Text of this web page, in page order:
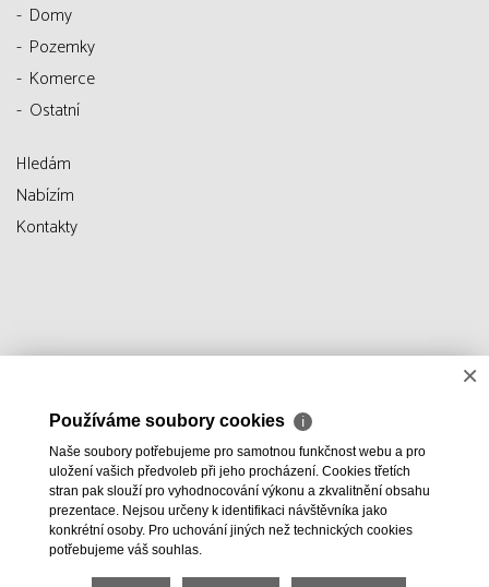
Domy
Pozemky
Komerce
Ostatní
Hledám
Nabízím
Kontakty
×
Používáme soubory cookies ℹ
Naše soubory potřebujeme pro samotnou funkčnost webu a pro
uložení vašich předvoleb při jeho procházení. Cookies třetích
stran pak slouží pro vyhodnocování výkonu a zkvalitnění obsahu
prezentace. Nejsou určeny k identifikaci návštěvníka jako
konkrétní osoby. Pro uchování jiných než technických cookies
potřebujeme váš souhlas.